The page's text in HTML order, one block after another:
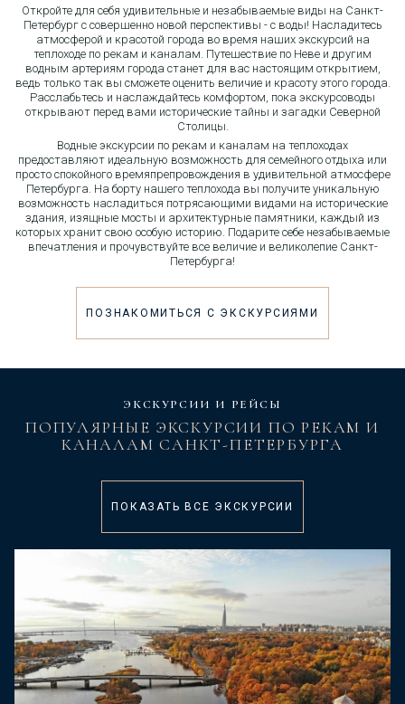
Откройте для себя удивительные и незабываемые виды на Санкт-
Петербург с совершенно новой перспективы - с воды! Насладитесь
атмосферой и красотой города во время наших экскурсий на
теплоходе по рекам и каналам. Путешествие по Неве и другим
водным артериям города станет для вас настоящим открытием,
ведь только так вы сможете оценить величие и красоту этого города.
Расслабьтесь и наслаждайтесь комфортом, пока экскурсоводы
открывают перед вами исторические тайны и загадки Северной
Столицы.
Водные экскурсии по рекам и каналам на теплоходах
предоставляют идеальную возможность для семейного отдыха или
просто спокойного времяпрепровождения в удивительной атмосфере
Петербурга. На борту нашего теплохода вы получите уникальную
возможность насладиться потрясающими видами на исторические
здания, изящные мосты и архитектурные памятники, каждый из
которых хранит свою особую историю. Подарите себе незабываемые
впечатления и прочувствуйте все величие и великолепие Санкт-
Петербурга!
ПОЗНАКОМИТЬСЯ С ЭКСКУРСИЯМИ
ЭКСКУРСИИ И РЕЙСЫ
ПОПУЛЯРНЫЕ ЭКСКУРСИИ ПО РЕКАМ И
КАНАЛАМ САНКТ-ПЕТЕРБУРГА
ПОКАЗАТЬ ВСЕ ЭКСКУРСИИ